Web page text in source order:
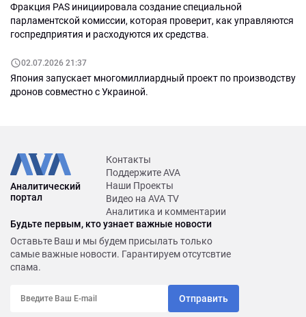
Фракция PAS инициировала создание специальной
парламентской комиссии, которая проверит, как управляются
госпредприятия и расходуются их средства.
02.07.2026 21:37
Япония запускает многомиллиардный проект по производству
дронов совместно с Украиной.
Аналитический
портал
Контакты
Поддержите AVA
Наши Проекты
Видео на AVA TV
Аналитика и комментарии
Будьте первым, кто узнает важные новости
Оставьте Ваш и мы будем присылать только
самые важные новости. Гарантируем отсутсвтие
спама.
Отправить